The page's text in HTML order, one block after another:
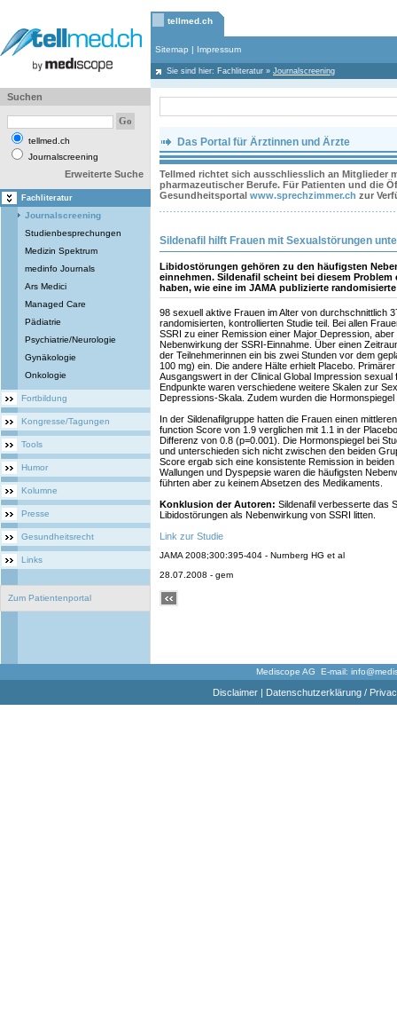
tellmed.ch
Sitemap | Impressum
Sie sind hier: Fachliteratur » Journalscreening
Suchen
tellmed.ch
Journalscreening
Erweiterte Suche
Fachliteratur
Journalscreening
Studienbesprechungen
Medizin Spektrum
medinfo Journals
Ars Medici
Managed Care
Pädiatrie
Psychiatrie/Neurologie
Gynäkologie
Onkologie
Fortbildung
Kongresse/Tagungen
Tools
Humor
Kolumne
Presse
Gesundheitsrecht
Links
Zum Patientenportal
Das Portal für Ärztinnen und Ärzte
Tellmed richtet sich ausschliesslich an Mitglieder
pharmazeutischer Berufe. Für Patienten und die
Gesundheitsportal www.sprechzimmer.ch zur
Sildenafil hilft Frauen mit Sexualstörungen
Libidostörungen gehören zu den häufigsten
einnehmen. Sildenafil scheint bei diesem
haben, wie eine im JAMA publizierte
98 sexuell aktive Frauen im Alter von durchschnittlich
randomisierten, kontrollierten Studie teil. Bei allen
SSRI zu einer Remission einer Major Depression,
Nebenwirkung der SSRI-Einnahme. Über einen
der Teilnehmerinnen ein bis zwei Stunden vor dem
100 mg) ein. Die andere Hälte erhielt Placebo.
Ausgangswert in der Clinical Global Impression sexual
Endpunkte waren verschiedene weitere Skalen zur
Depressions-Skala. Zudem wurden die
In der Sildenafilgruppe hatten die Frauen einen
function Score von 1.9 verglichen mit 1.1 in der
Differenz von 0.8 (p=0.001). Die Hormonspiegel bei
und unterschieden sich nicht zwischen den beiden
Score ergab sich eine konsistente Remission in
Wallungen und Dyspepsie waren die häufigsten
führten aber zu keinem Absetzen des Medikaments.
Konklusion der Autoren: Sildenafil verbesserte das
Libidostörungen als Nebenwirkung von SSRI litten.
Link zur Studie
JAMA 2008;300:395-404 - Nurnberg HG et al
28.07.2008 - gem
Mediscope AG E-mail:
Disclaimer| Datenschutzerklärung /